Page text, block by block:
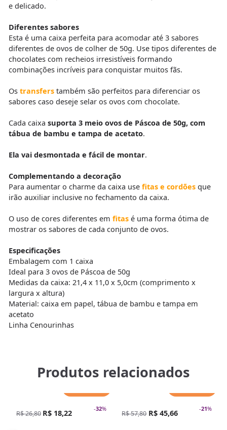
e delicado.
Diferentes sabores
Esta é uma caixa perfeita para acomodar até 3 sabores
diferentes de ovos de colher de 50g. Use tipos diferentes de
chocolates com recheios irresistíveis formando
combinações incríveis para conquistar muitos fãs.
Os transferstambém são perfeitos para diferenciar os
sabores caso deseje selar os ovos com chocolate.
Cada caixa suporta 3 meio ovos de Páscoa de 50g, com
tábua de bambu e tampa de acetato.
Ela vai desmontada e fácil de montar.
Complementando a decoração
Para aumentar o charme da caixa use fitas e cordõesque
irão auxiliar inclusive no fechamento da caixa.
O uso de cores diferentes em fitasé uma forma ótima de
mostrar os sabores de cada conjunto de ovos.
Especificações
Embalagem com 1 caixa
Ideal para 3 ovos de Páscoa de 50g
Medidas da caixa: 21,4 x 11,0 x 5,0cm (comprimento x
largura x altura)
Material: caixa em papel, tábua de bambu e tampa em
acetato
Linha Cenourinhas
Produtos relacionados
-32%
R$ 26,80 R$ 18,22 -21%
R$ 57,80 R$ 45,66